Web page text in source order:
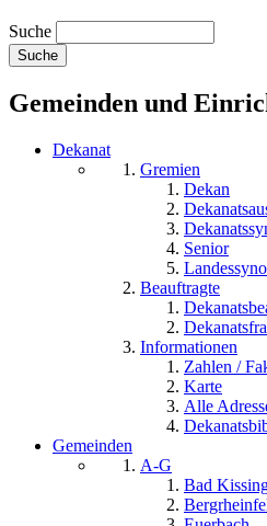
Suche
Gemeinden und
Dekanat
Gremien
Dekan
Senior
Beauftragte
Informationen
Zahlen /
Karte
Alle
Gemeinden
A-G
Bad